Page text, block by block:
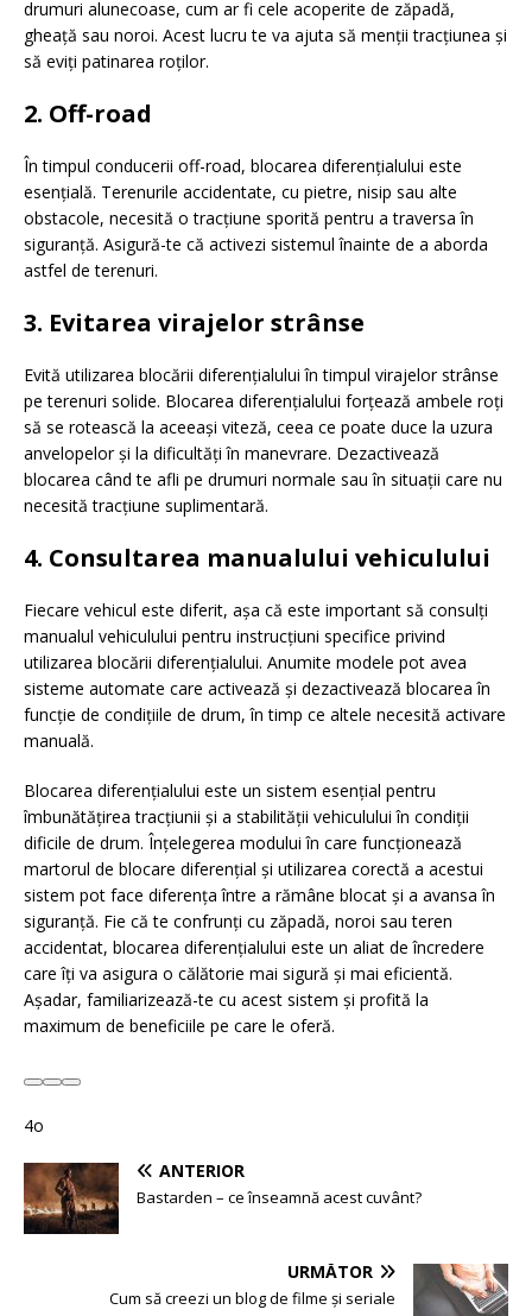
drumuri alunecoase, cum ar fi cele acoperite de zăpadă,
gheață sau noroi. Acest lucru te va ajuta să menții tracțiunea și
să eviți patinarea roților.
2. Off-road
În timpul conducerii off-road, blocarea diferențialului este
esențială. Terenurile accidentate, cu pietre, nisip sau alte
obstacole, necesită o tracțiune sporită pentru a traversa în
siguranță. Asigură-te că activezi sistemul înainte de a aborda
astfel de terenuri.
3. Evitarea virajelor strânse
Evită utilizarea blocării diferențialului în timpul virajelor strânse
pe terenuri solide. Blocarea diferențialului forțează ambele roți
să se rotească la aceeași viteză, ceea ce poate duce la uzura
anvelopelor și la dificultăți în manevrare. Dezactivează
blocarea când te afli pe drumuri normale sau în situații care nu
necesită tracțiune suplimentară.
4. Consultarea manualului vehiculului
Fiecare vehicul este diferit, așa că este important să consulți
manualul vehiculului pentru instrucțiuni specifice privind
utilizarea blocării diferențialului. Anumite modele pot avea
sisteme automate care activează și dezactivează blocarea în
funcție de condițiile de drum, în timp ce altele necesită activare
manuală.
Blocarea diferențialului este un sistem esențial pentru
îmbunătățirea tracțiunii și a stabilității vehiculului în condiții
dificile de drum. Înțelegerea modului în care funcționează
martorul de blocare diferențial și utilizarea corectă a acestui
sistem pot face diferența între a rămâne blocat și a avansa în
siguranță. Fie că te confrunți cu zăpadă, noroi sau teren
accidentat, blocarea diferențialului este un aliat de încredere
care îți va asigura o călătorie mai sigură și mai eficientă.
Așadar, familiarizează-te cu acest sistem și profită la
maximum de beneficiile pe care le oferă.
4o
ANTERIOR
Bastarden – ce înseamnă acest cuvânt?
URMĂTOR
Cum să creezi un blog de filme și seriale